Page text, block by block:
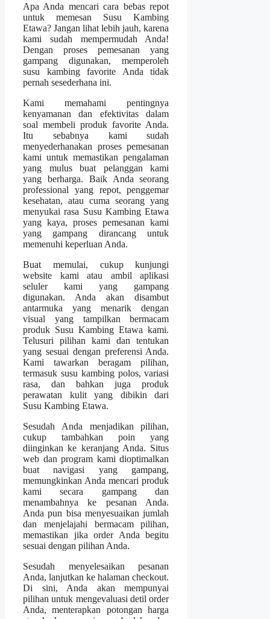
Apa Anda mencari cara bebas repot
untuk memesan Susu Kambing
Etawa? Jangan lihat lebih jauh, karena
kami sudah mempermudah Anda!
Dengan proses pemesanan yang
gampang digunakan, memperoleh
susu kambing favorite Anda tidak
pernah sesederhana ini.
Kami memahami pentingnya
kenyamanan dan efektivitas dalam
soal membeli produk favorite Anda.
Itu sebabnya kami sudah
menyederhanakan proses pemesanan
kami untuk memastikan pengalaman
yang mulus buat pelanggan kami
yang berharga. Baik Anda seorang
professional yang repot, penggemar
kesehatan, atau cuma seorang yang
menyukai rasa Susu Kambing Etawa
yang kaya, proses pemesanan kami
yang gampang dirancang untuk
memenuhi keperluan Anda.
Buat memulai, cukup kunjungi
website kami atau ambil aplikasi
seluler kami yang gampang
digunakan. Anda akan disambut
antarmuka yang menarik dengan
visual yang tampilkan bermacam
produk Susu Kambing Etawa kami.
Telusuri pilihan kami dan tentukan
yang sesuai dengan preferensi Anda.
Kami tawarkan beragam pilihan,
termasuk susu kambing polos, variasi
rasa, dan bahkan juga produk
perawatan kulit yang dibikin dari
Susu Kambing Etawa.
Sesudah Anda menjadikan pilihan,
cukup tambahkan poin yang
diinginkan ke keranjang Anda. Situs
web dan program kami dioptimalkan
buat navigasi yang gampang,
memungkinkan Anda mencari produk
kami secara gampang dan
menambahnya ke pesanan Anda.
Anda pun bisa menyesuaikan jumlah
dan menjelajahi bermacam pilihan,
memastikan jika order Anda begitu
sesuai dengan pilihan Anda.
Sesudah menyelesaikan pesanan
Anda, lanjutkan ke halaman checkout.
Di sini, Anda akan mempunyai
pilihan untuk mengevaluasi detil order
Anda, menterapkan potongan harga